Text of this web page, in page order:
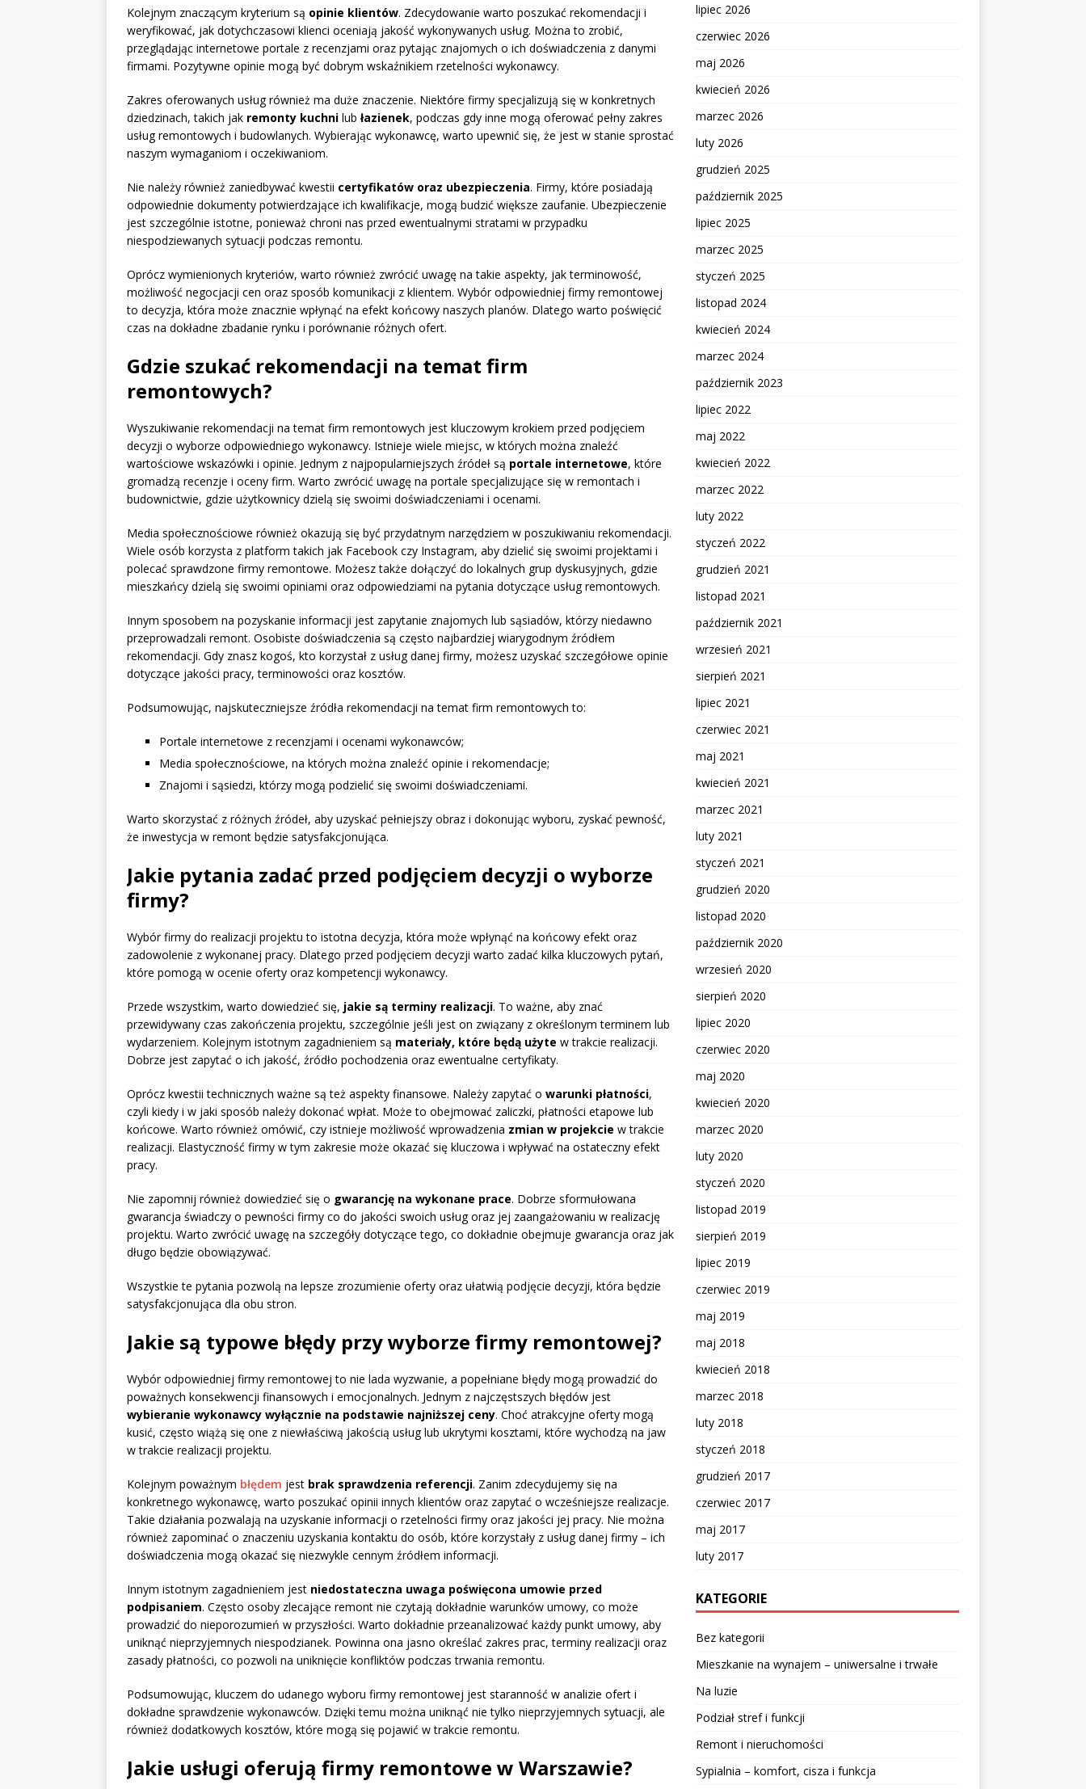
Kolejnym znaczącym kryterium są opinie klientów. Zdecydowanie warto poszukać rekomendacji i
weryfikować, jak dotychczasowi klienci oceniają jakość wykonywanych usług. Można to zrobić,
przeglądając internetowe portale z recenzjami oraz pytając znajomych o ich doświadczenia z danymi
firmami. Pozytywne opinie mogą być dobrym wskaźnikiem rzetelności wykonawcy.
Zakres oferowanych usług również ma duże znaczenie. Niektóre firmy specjalizują się w konkretnych
dziedzinach, takich jak remonty kuchni lub łazienek, podczas gdy inne mogą oferować pełny zakres
usług remontowych i budowlanych. Wybierając wykonawcę, warto upewnić się, że jest w stanie sprostać
naszym wymaganiom i oczekiwaniom.
Nie należy również zaniedbywać kwestii certyfikatów oraz ubezpieczenia. Firmy, które posiadają
odpowiednie dokumenty potwierdzające ich kwalifikacje, mogą budzić większe zaufanie. Ubezpieczenie
jest szczególnie istotne, ponieważ chroni nas przed ewentualnymi stratami w przypadku
niespodziewanych sytuacji podczas remontu.
Oprócz wymienionych kryteriów, warto również zwrócić uwagę na takie aspekty, jak terminowość,
możliwość negocjacji cen oraz sposób komunikacji z klientem. Wybór odpowiedniej firmy remontowej
to decyzja, która może znacznie wpłynąć na efekt końcowy naszych planów. Dlatego warto poświęcić
czas na dokładne zbadanie rynku i porównanie różnych ofert.
Gdzie szukać rekomendacji na temat firm
remontowych?
Wyszukiwanie rekomendacji na temat firm remontowych jest kluczowym krokiem przed podjęciem
decyzji o wyborze odpowiedniego wykonawcy. Istnieje wiele miejsc, w których można znaleźć
wartościowe wskazówki i opinie. Jednym z najpopularniejszych źródeł są portale internetowe, które
gromadzą recenzje i oceny firm. Warto zwrócić uwagę na portale specjalizujące się w remontach i
budownictwie, gdzie użytkownicy dzielą się swoimi doświadczeniami i ocenami.
Media społecznościowe również okazują się być przydatnym narzędziem w poszukiwaniu rekomendacji.
Wiele osób korzysta z platform takich jak Facebook czy Instagram, aby dzielić się swoimi projektami i
polecać sprawdzone firmy remontowe. Możesz także dołączyć do lokalnych grup dyskusyjnych, gdzie
mieszkańcy dzielą się swoimi opiniami oraz odpowiedziami na pytania dotyczące usług remontowych.
Innym sposobem na pozyskanie informacji jest zapytanie znajomych lub sąsiadów, którzy niedawno
przeprowadzali remont. Osobiste doświadczenia są często najbardziej wiarygodnym źródłem
rekomendacji. Gdy znasz kogoś, kto korzystał z usług danej firmy, możesz uzyskać szczegółowe opinie
dotyczące jakości pracy, terminowości oraz kosztów.
Podsumowując, najskuteczniejsze źródła rekomendacji na temat firm remontowych to:
Portale internetowe z recenzjami i ocenami wykonawców;
Media społecznościowe, na których można znaleźć opinie i rekomendacje;
Znajomi i sąsiedzi, którzy mogą podzielić się swoimi doświadczeniami.
Warto skorzystać z różnych źródeł, aby uzyskać pełniejszy obraz i dokonując wyboru, zyskać pewność,
że inwestycja w remont będzie satysfakcjonująca.
Jakie pytania zadać przed podjęciem decyzji o wyborze
firmy?
Wybór firmy do realizacji projektu to istotna decyzja, która może wpłynąć na końcowy efekt oraz
zadowolenie z wykonanej pracy. Dlatego przed podjęciem decyzji warto zadać kilka kluczowych pytań,
które pomogą w ocenie oferty oraz kompetencji wykonawcy.
Przede wszystkim, warto dowiedzieć się, jakie są terminy realizacji. To ważne, aby znać
przewidywany czas zakończenia projektu, szczególnie jeśli jest on związany z określonym terminem lub
wydarzeniem. Kolejnym istotnym zagadnieniem są materiały, które będą użyte w trakcie realizacji.
Dobrze jest zapytać o ich jakość, źródło pochodzenia oraz ewentualne certyfikaty.
Oprócz kwestii technicznych ważne są też aspekty finansowe. Należy zapytać o warunki płatności,
czyli kiedy i w jaki sposób należy dokonać wpłat. Może to obejmować zaliczki, płatności etapowe lub
końcowe. Warto również omówić, czy istnieje możliwość wprowadzenia zmian w projekcie w trakcie
realizacji. Elastyczność firmy w tym zakresie może okazać się kluczowa i wpływać na ostateczny efekt
pracy.
Nie zapomnij również dowiedzieć się o gwarancję na wykonane prace. Dobrze sformułowana
gwarancja świadczy o pewności firmy co do jakości swoich usług oraz jej zaangażowaniu w realizację
projektu. Warto zwrócić uwagę na szczegóły dotyczące tego, co dokładnie obejmuje gwarancja oraz jak
długo będzie obowiązywać.
Wszystkie te pytania pozwolą na lepsze zrozumienie oferty oraz ułatwią podjęcie decyzji, która będzie
satysfakcjonująca dla obu stron.
Jakie są typowe błędy przy wyborze firmy remontowej?
Wybór odpowiedniej firmy remontowej to nie lada wyzwanie, a popełniane błędy mogą prowadzić do
poważnych konsekwencji finansowych i emocjonalnych. Jednym z najczęstszych błędów jest
wybieranie wykonawcy wyłącznie na podstawie najniższej ceny. Choć atrakcyjne oferty mogą
kusić, często wiążą się one z niewłaściwą jakością usług lub ukrytymi kosztami, które wychodzą na jaw
w trakcie realizacji projektu.
Kolejnym poważnym błędem jest brak sprawdzenia referencji. Zanim zdecydujemy się na
konkretnego wykonawcę, warto poszukać opinii innych klientów oraz zapytać o wcześniejsze realizacje.
Takie działania pozwalają na uzyskanie informacji o rzetelności firmy oraz jakości jej pracy. Nie można
również zapominać o znaczeniu uzyskania kontaktu do osób, które korzystały z usług danej firmy – ich
doświadczenia mogą okazać się niezwykle cennym źródłem informacji.
Innym istotnym zagadnieniem jest niedostateczna uwaga poświęcona umowie przed
podpisaniem. Często osoby zlecające remont nie czytają dokładnie warunków umowy, co może
prowadzić do nieporozumień w przyszłości. Warto dokładnie przeanalizować każdy punkt umowy, aby
uniknąć nieprzyjemnych niespodzianek. Powinna ona jasno określać zakres prac, terminy realizacji oraz
zasady płatności, co pozwoli na uniknięcie konfliktów podczas trwania remontu.
Podsumowując, kluczem do udanego wyboru firmy remontowej jest staranność w analizie ofert i
dokładne sprawdzenie wykonawców. Dzięki temu można uniknąć nie tylko nieprzyjemnych sytuacji, ale
również dodatkowych kosztów, które mogą się pojawić w trakcie remontu.
Jakie usługi oferują firmy remontowe w Warszawie?
lipiec 2026
czerwiec 2026
maj 2026
kwiecień 2026
marzec 2026
luty 2026
grudzień 2025
październik 2025
lipiec 2025
marzec 2025
styczeń 2025
listopad 2024
kwiecień 2024
marzec 2024
październik 2023
lipiec 2022
maj 2022
kwiecień 2022
marzec 2022
luty 2022
styczeń 2022
grudzień 2021
listopad 2021
październik 2021
wrzesień 2021
sierpień 2021
lipiec 2021
czerwiec 2021
maj 2021
kwiecień 2021
marzec 2021
luty 2021
styczeń 2021
grudzień 2020
listopad 2020
październik 2020
wrzesień 2020
sierpień 2020
lipiec 2020
czerwiec 2020
maj 2020
kwiecień 2020
marzec 2020
luty 2020
styczeń 2020
listopad 2019
sierpień 2019
lipiec 2019
czerwiec 2019
maj 2019
maj 2018
kwiecień 2018
marzec 2018
luty 2018
styczeń 2018
grudzień 2017
czerwiec 2017
maj 2017
luty 2017
KATEGORIE
Bez kategorii
Mieszkanie na wynajem – uniwersalne i trwałe
Na luzie
Podział stref i funkcji
Remont i nieruchomości
Sypialnia – komfort, cisza i funkcja